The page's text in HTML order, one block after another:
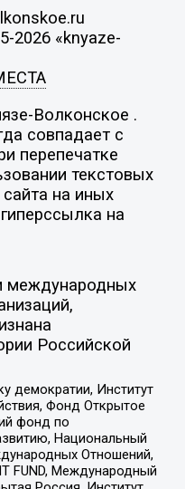
2026 «knyaze-
Волконское .
совпадает с
перепечатке
текстовых
на иных
на
международных
Российской
демократии, Институт
Фонд Открытое
фонд по
Национальный
Отношений,
FUND, Международный